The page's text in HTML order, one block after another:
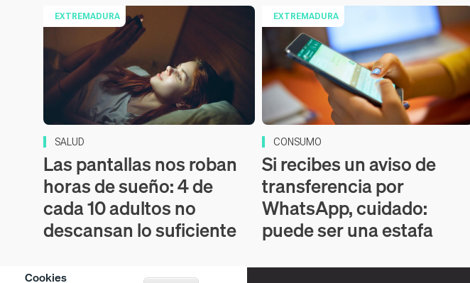
Cookies
EXTREMADURA
SALUD
Las pantallas nos roban
horas de sueño: 4 de
cada 10 adultos no
descansan lo suficiente
EXTREMADURA
CONSUMO
Si recibes un aviso de
transferencia por
WhatsApp, cuidado:
puede ser una estafa